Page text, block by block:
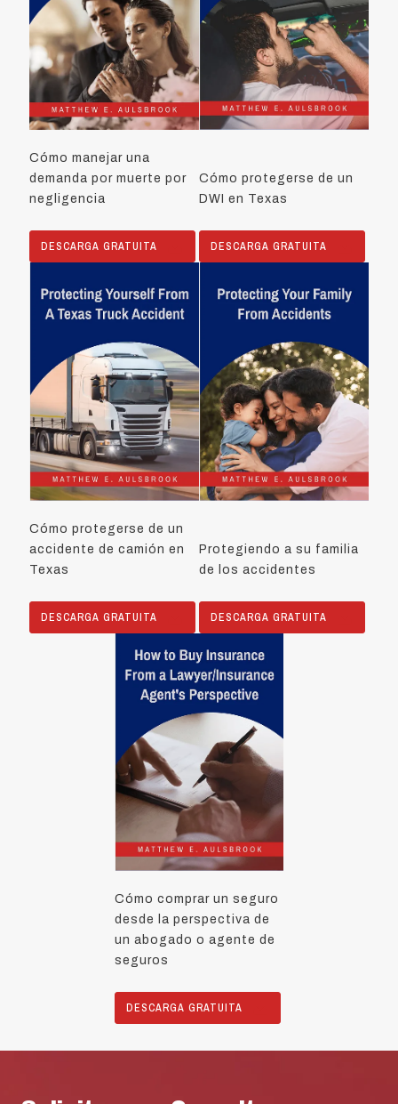
Cómo manejar una
demanda por muerte por
negligencia
DESCARGA GRATUITA
Cómo protegerse de un
DWI en Texas
DESCARGA GRATUITA
Cómo protegerse de un
accidente de camión en
Texas
DESCARGA GRATUITA
Protegiendo a su familia
de los accidentes
DESCARGA GRATUITA
Cómo comprar un seguro
desde la perspectiva de
un abogado o agente de
seguros
DESCARGA GRATUITA